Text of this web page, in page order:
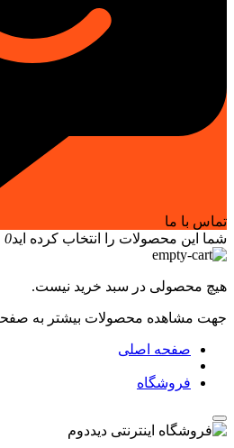
تماس با ما
شما این محصولات را انتخاب کرده اید0
هیچ محصولی در سبد خرید نیست.
جهت مشاهده محصولات بیشتر به
صفحه اصلی
فروشگاه